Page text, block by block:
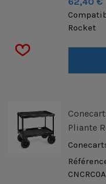
Rocket
Pliante